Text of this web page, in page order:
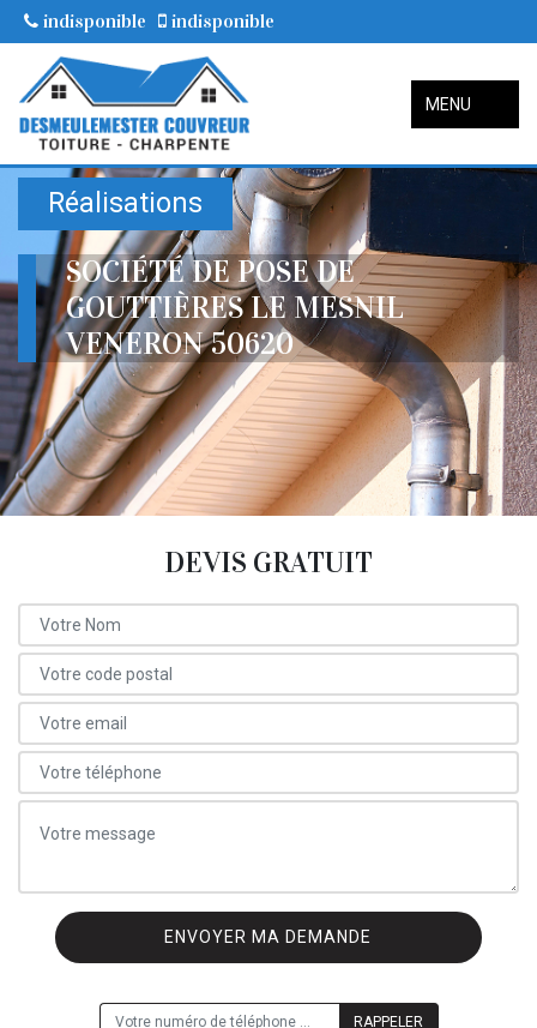
indisponible indisponible
MENU
Réalisations
SOCIÉTÉ DE POSE DE
GOUTTIÈRES LE MESNIL
VENERON 50620
DEVIS GRATUIT